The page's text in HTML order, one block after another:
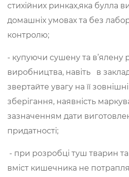
стихійних ринках,яка булла
домашніх умовах та без
контролю;
- купуючи сушену та
виробництва, навіть в
звертайте увагу на її
зберігання, наявність
зазначенням дати
придатності;
- при розробці туш тварин
вміст кишечника не